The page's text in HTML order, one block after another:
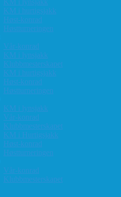
KM i hurtigsjakk
Høst-konrad
Høstturneringen
Vår-konrad
KM i lynsjakk
Klubbmesterskapet
KM i hurtigsjakk
Høst-konrad
Høstturneringen
KM i lynsjakk
Vår-konrad
Klubbmesterskapet
KM i Hurtigsjakk
Høst-konrad
Høstturneringen
Vår-konrad
Klubbmesterskapet